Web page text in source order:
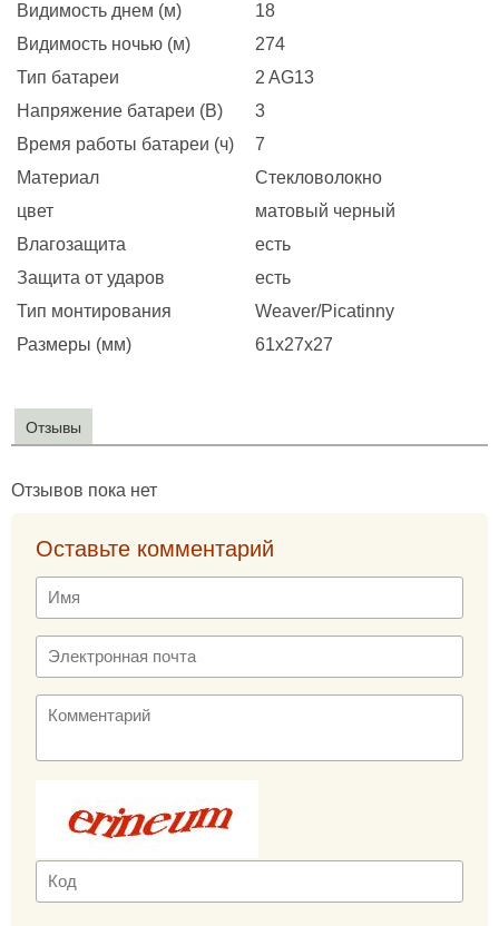
Видимость днем (м)
18
Видимость ночью (м)
274
Тип батареи
2 AG13
Напряжение батареи (В)
3
Время работы батареи (ч)
7
Материал
Стекловолокно
цвет
матовый черный
Влагозащита
есть
Защита от ударов
есть
Тип монтирования
Weaver/Picatinny
Размеры (мм)
61х27х27
Отзывы
Отзывов пока нет
Оставьте комментарий